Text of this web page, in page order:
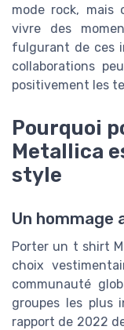
mode rock, mais
vivre des
fulgurant de ces
collaborations
positivement les
Pourquoi
Metallica
style
Un hommage
Porter un t shirt
choix
communauté
groupes les plus
rapport de 2022